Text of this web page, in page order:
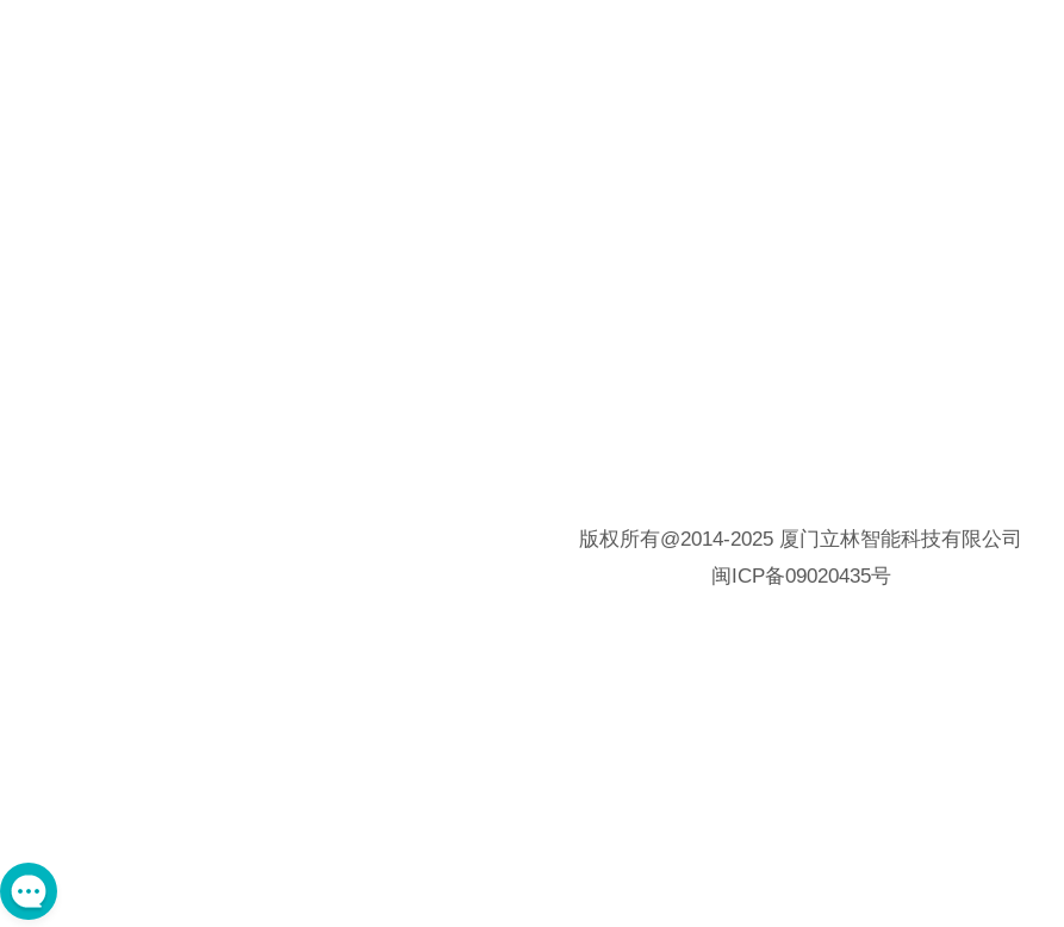
版权所有@2014-2025 厦门立林智能科技有限公司
闽ICP备09020435号